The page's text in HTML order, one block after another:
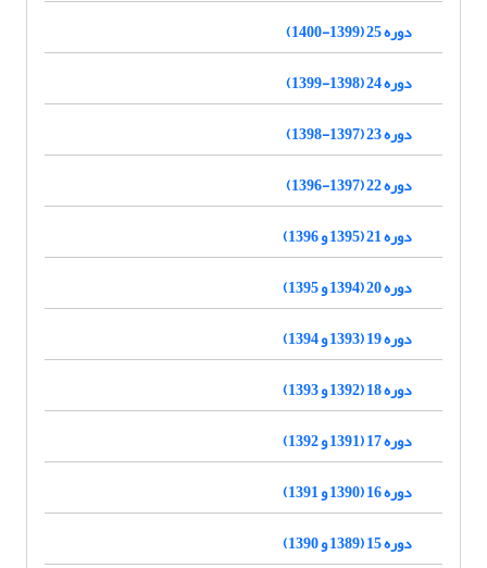
دوره 25 (1399-1400)
دوره 24 (1398-1399)
دوره 23 (1397-1398)
دوره 22 (1397-1396)
دوره 21 (1395 و 1396)
دوره 20 (1394 و 1395)
دوره 19 (1393 و 1394)
دوره 18 (1392 و 1393)
دوره 17 (1391 و 1392)
دوره 16 (1390 و 1391)
دوره 15 (1389 و 1390)